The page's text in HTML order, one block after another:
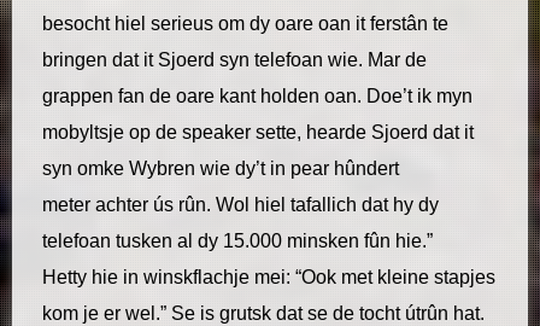
besocht hiel serieus om dy oare oan it ferstân te
bringen dat it Sjoerd syn telefoan wie. Mar de
grappen fan de oare kant holden oan. Doe’t ik myn
mobyltsje op de speaker sette, hearde Sjoerd dat it
syn omke Wybren wie dy’t in pear hûndert
meter achter ús rûn. Wol hiel tafallich dat hy dy
telefoan tusken al dy 15.000 minsken fûn hie.”
Hetty hie in winskflachje mei: “Ook met kleine stapjes
kom je er wel.” Se is grutsk dat se de tocht útrûn hat.